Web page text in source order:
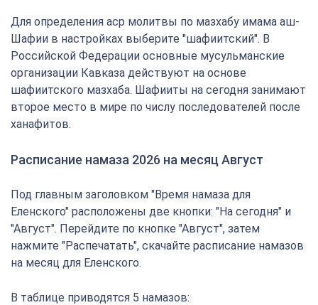
Для определения аср молитвы по мазхабу имама аш-
Шафии в настройках выберите "шафиитский". В
Российской Федерации основные мусульманские
организации Кавказа действуют на основе
шафиитского мазхаба. Шафииты на сегодня занимают
второе место в мире по числу последователей после
ханафитов.
Расписание намаза 2026 на месяц Август
Под главным заголовком "Время намаза для
Еленского" расположены две кнопки: "На сегодня" и
"Август". Перейдите по кнопке "Август", затем
нажмите "Распечатать", скачайте расписание намазов
на месяц для Еленского.
В таблице приводятся 5 намазов: